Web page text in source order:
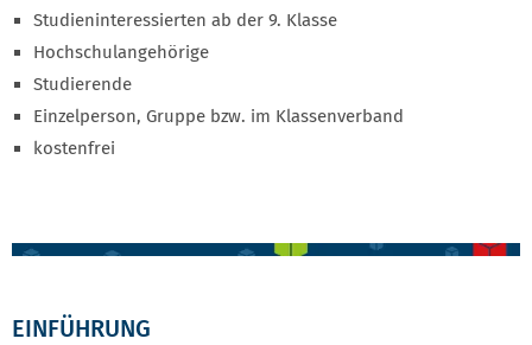
Studieninteressierten ab der 9. Klasse
Hochschulangehörige
Studierende
Einzelperson, Gruppe bzw. im Klassenverband
kostenfrei
EINFÜHRUNG